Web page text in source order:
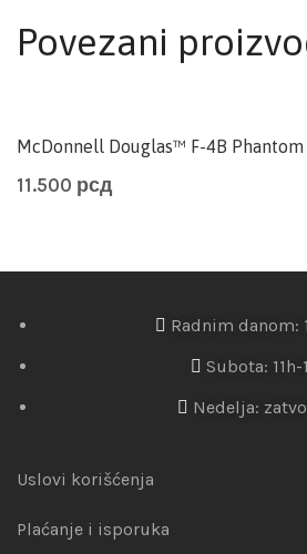
Povezani
McDonnell Douglas™ F-4B
11.500 рсд
Radnim danom:
Subota: 11h-
Nedelja:
Uslovi korišćenja
Plaćanje i isporuka